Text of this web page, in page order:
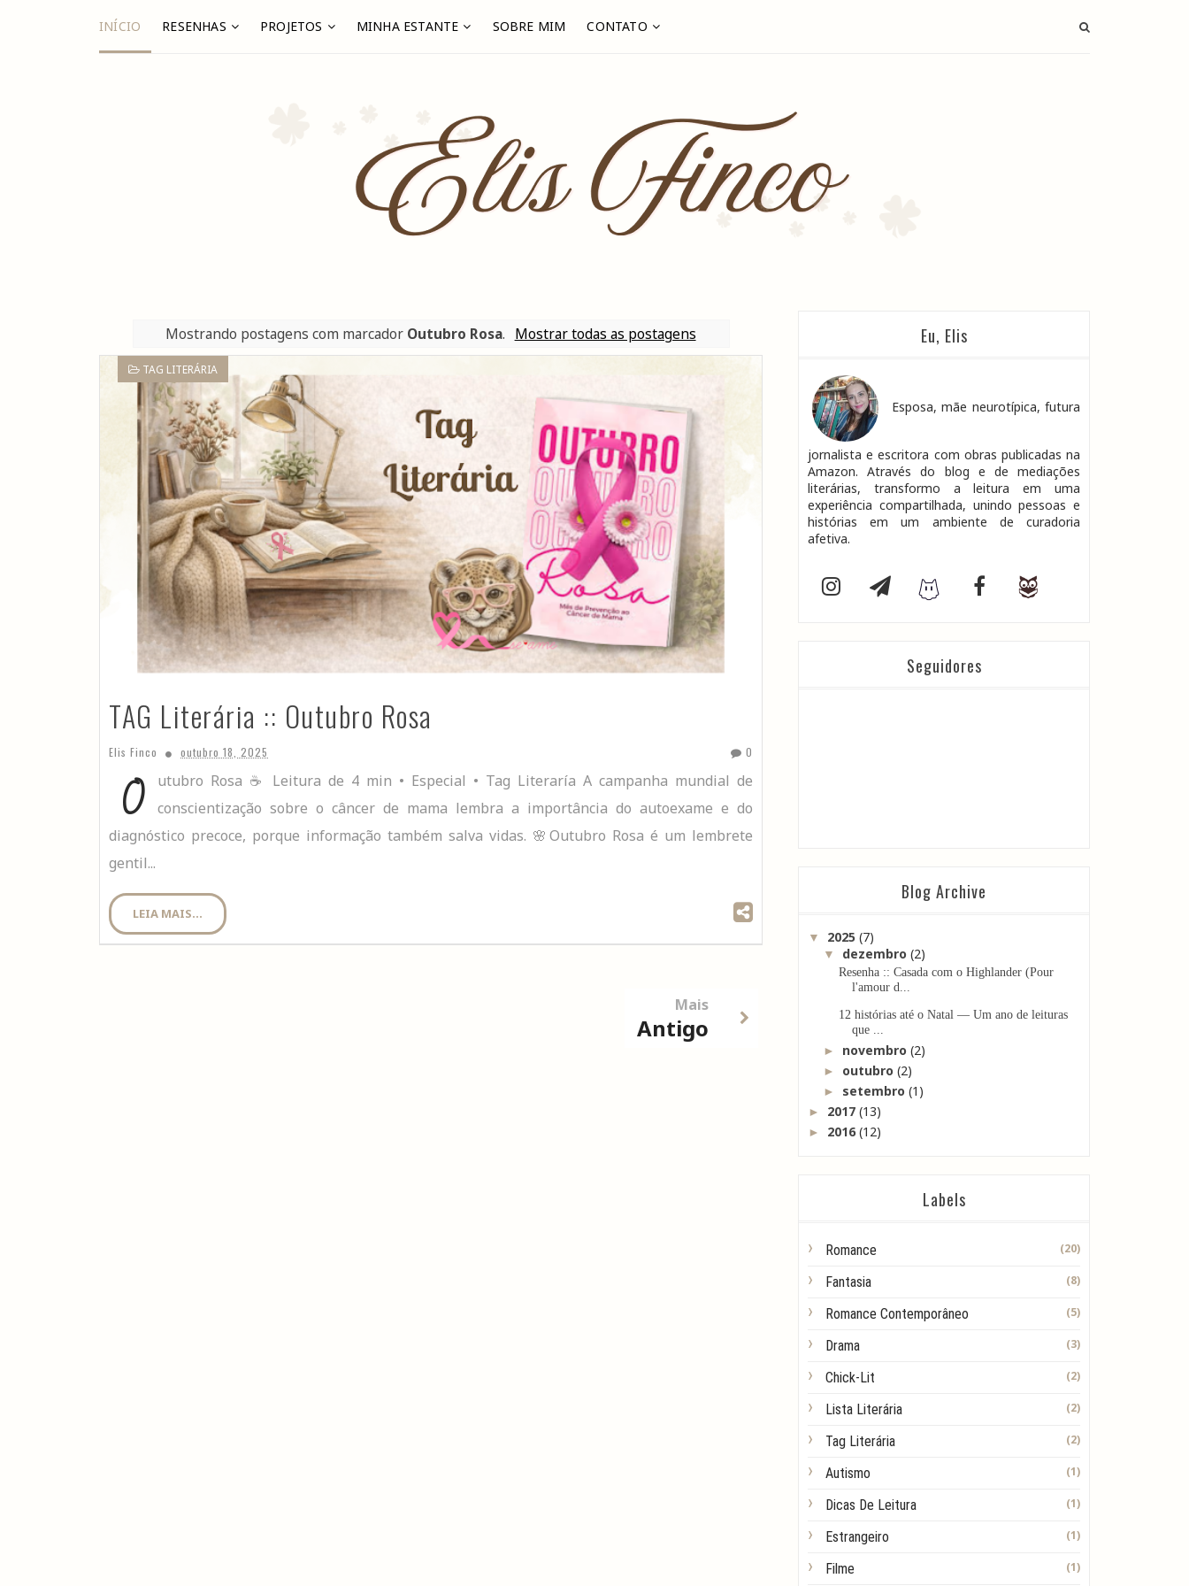
INÍCIO RESENHAS PROJETOS MINHA ESTANTE SOBRE MIM CONTATO
Mostrando postagens com marcador Outubro Rosa. Mostrar todas as postagens
TAG LITERÁRIA
TAG Literária :: Outubro Rosa
Elis Finco outubro 18, 2025 0
O
utubro Rosa ☕ Leitura de 4 min • Especial • Tag Literaría A campanha mundial de
conscientização sobre o câncer de mama lembra a importância do autoexame e do
diagnóstico precoce, porque informação também salva vidas. 🌸Outubro Rosa é um lembrete
gentil...
LEIA MAIS...
Mais
Antigo
Eu, Elis
Esposa, mãe neurotípica, futura
jornalista e escritora com obras publicadas na
Amazon. Através do blog e de mediações
literárias, transformo a leitura em uma
experiência compartilhada, unindo pessoas e
histórias em um ambiente de curadoria
afetiva.
Seguidores
Blog Archive
▼ 2025 (7)
▼ dezembro (2)
Resenha :: Casada com o Highlander (Pour
l'amour d...
12 histórias até o Natal — Um ano de leituras
que ...
► novembro (2)
► outubro (2)
► setembro (1)
► 2017 (13)
► 2016(12)
Labels
Romance (20)
Fantasia (8)
Romance Contemporâneo (5)
Drama (3)
Chick-Lit (2)
Lista Literária (2)
Tag Literária (2)
Autismo (1)
Dicas De Leitura (1)
Estrangeiro (1)
Filme (1)